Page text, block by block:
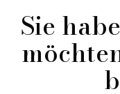
Sie